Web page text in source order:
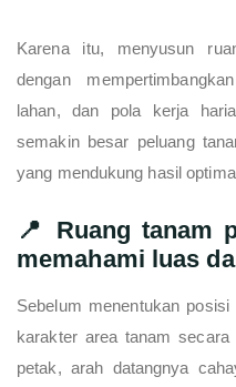
Karena itu, menyusun
dengan
lahan, dan pola kerja
semakin besar peluang
yang mendukung hasil
📍 Ruang tanam
memahami luas
Sebelum menentukan
karakter area tanam
petak, arah datangnya